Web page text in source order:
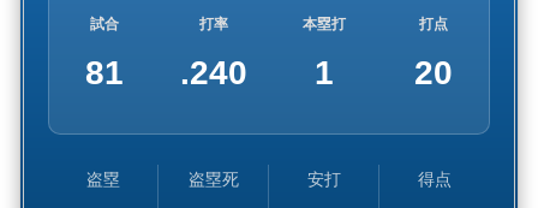
試合
81
打率
.240
本塁打
1
打点
20
盗塁 盗塁死 安打 得点